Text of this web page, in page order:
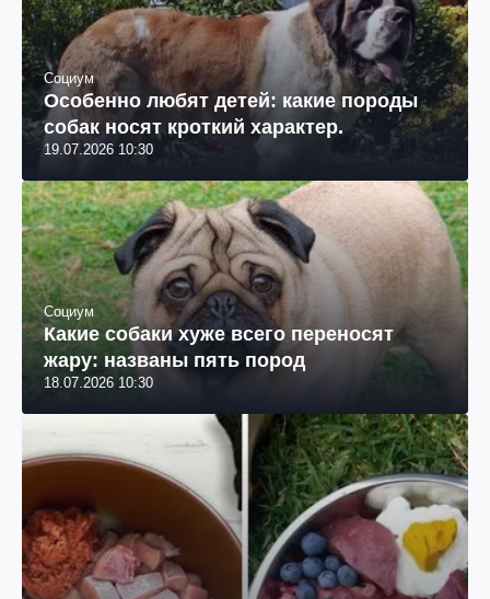
Социум
Особенно любят детей: какие породы
собак носят кроткий характер.
19.07.2026 10:30
Социум
Какие собаки хуже всего переносят
жару: названы пять пород
18.07.2026 10:30